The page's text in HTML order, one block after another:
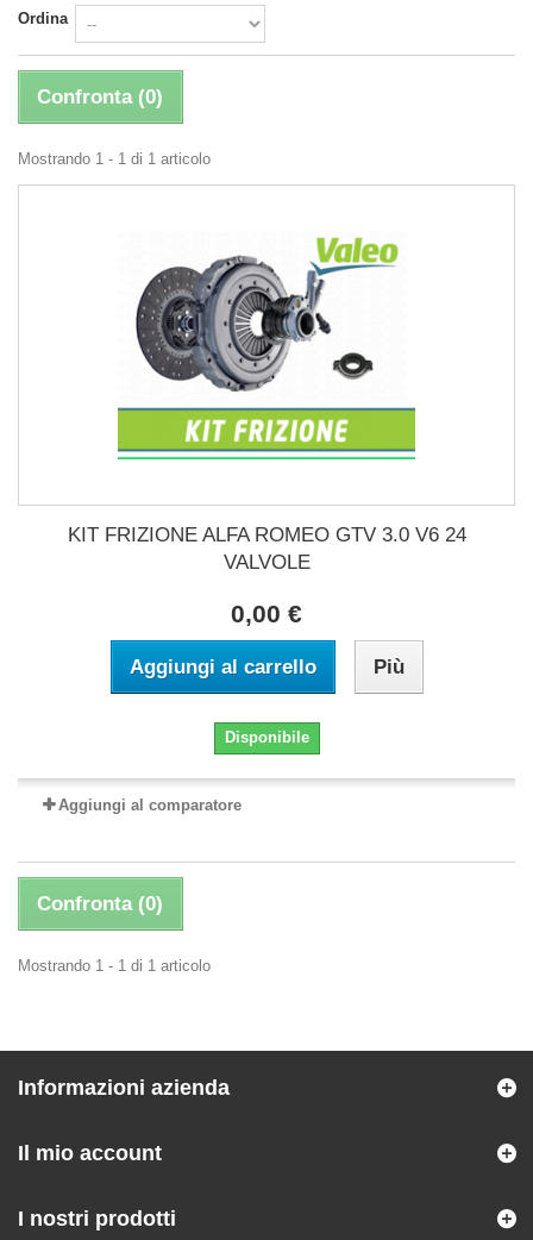
Ordina
Confronta (0)
Mostrando 1 - 1 di 1 articolo
KIT FRIZIONE ALFA ROMEO GTV 3.0 V6 24
VALVOLE
0,00 €
Aggiungi al carrello Più
Disponibile
Aggiungi al comparatore
Confronta (0)
Mostrando 1 - 1 di 1 articolo
Informazioni azienda
Il mio account
I nostri prodotti